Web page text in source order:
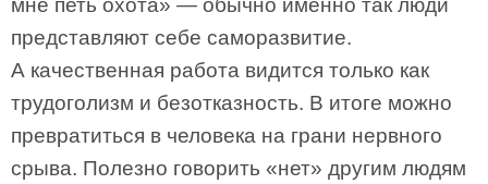
мне петь охота» — обычно именно так люди
представляют себе саморазвитие.
А качественная работа видится только как
трудоголизм и безотказность. В итоге можно
превратиться в человека на грани нервного
срыва. Полезно говорить «нет» другим людям